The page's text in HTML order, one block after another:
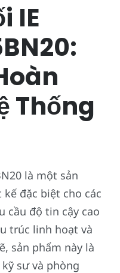
IE
Thống
là một sản
đặc biệt cho các
cầu độ tin cậy cao
trúc linh hoạt và
sản phẩm này là
sư và phòng